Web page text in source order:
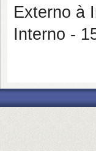
Externo à
Interno -